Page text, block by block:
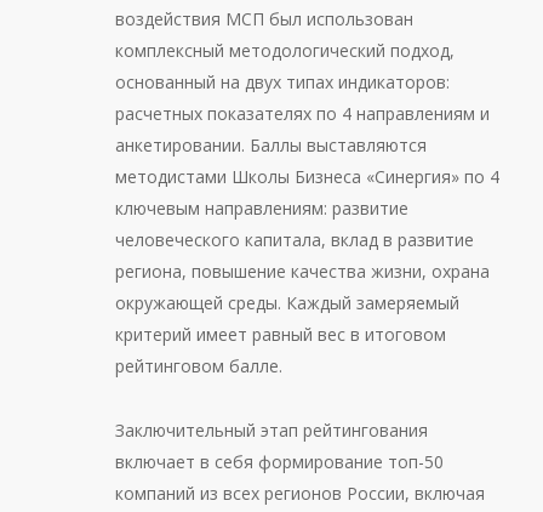
воздействия МСП был использован
комплексный методологический подход,
основанный на двух типах индикаторов:
расчетных показателях по 4 направлениям и
анкетировании. Баллы выставляются
методистами Школы Бизнеса «Синергия» по 4
ключевым направлениям: развитие
человеческого капитала, вклад в развитие
региона, повышение качества жизни, охрана
окружающей среды. Каждый замеряемый
критерий имеет равный вес в итоговом
рейтинговом балле.
Заключительный этап рейтингования
включает в себя формирование топ-50
компаний из всех регионов России, включая